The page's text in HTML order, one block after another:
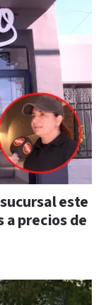
este
a precios de